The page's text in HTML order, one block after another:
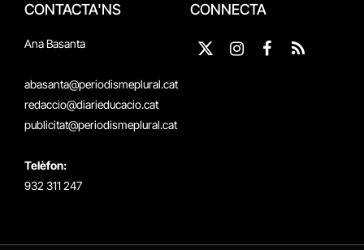
CONTACTA'NS
Ana Basanta
abasanta@periodismeplural.cat
redaccio@diarieducacio.cat
publicitat@periodismeplural.cat
Telèfon:
932 311 247
CONNECTA
X
InstagramFacebook
RSS